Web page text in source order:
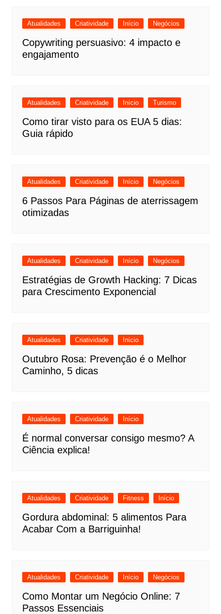
Atualidades Criatividade Início Negócios
Copywriting persuasivo: 4 impacto e
engajamento
Atualidades Criatividade Início Turismo
Como tirar visto para os EUA 5 dias:
Guia rápido
Atualidades Criatividade Início Negócios
6 Passos Para Páginas de aterrissagem
otimizadas
Atualidades Criatividade Início Negócios
Estratégias de Growth Hacking: 7 Dicas
para Crescimento Exponencial
Atualidades Criatividade Início
Outubro Rosa: Prevenção é o Melhor
Caminho, 5 dicas
Atualidades Criatividade Início
É normal conversar consigo mesmo? A
Ciência explica!
Atualidades Criatividade Fitness Início
Gordura abdominal: 5 alimentos Para
Acabar Com a Barriguinha!
Atualidades Criatividade Início Negócios
Como Montar um Negócio Online: 7
Passos Essenciais